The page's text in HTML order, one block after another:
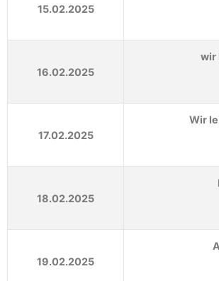
15.02.2025
16.02.2025
wir
17.02.2025
Wir
18.02.2025
19.02.2025